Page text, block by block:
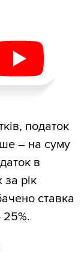
податок
– на суму
в
за рік
ставка
25%.